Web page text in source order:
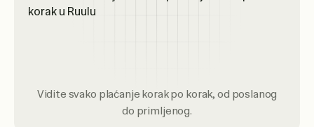
Vidite svako plaćanje korak po korak, od poslanog
do primljenog.